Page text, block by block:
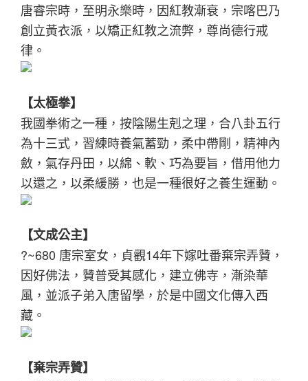
唐睿宗時，至明永樂時，因紅教漸衰，宗喀巴乃
創立黃衣派，以矯正紅教之流弊，尊尚德行戒
律。
【太極拳】
我國拳術之一種，按陰陽生剋之理，合八卦五行
為十三式，習練時養氣蓄勁，柔中帶剛，精神內
斂，氣存丹田，以綿、軟、巧為要旨，借用他力
以還之，以柔緩勝，也是一種很好之養生運動。
【文成公主】
?~680 唐宗室女，貞觀14年下嫁吐番棄宗弄贊，
因好佛法，贊普受其感化，建立佛寺，漸染華
風，並派子弟入唐留學，於是中國文化傳入西
藏。
【棄宗弄贊】